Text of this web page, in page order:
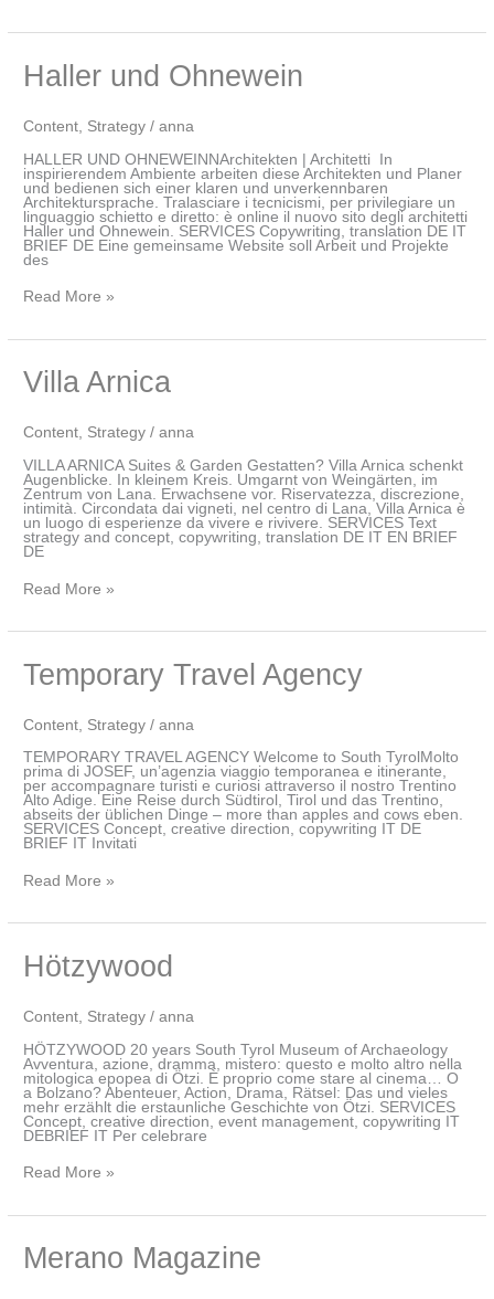
Haller und Ohnewein
Content, Strategy /anna
HALLER UND OHNEWEINNArchitekten | Architetti In
inspirierendem Ambiente arbeiten diese Architekten und Planer
und bedienen sich einer klaren und unverkennbaren
Architektursprache. Tralasciare i tecnicismi, per privilegiare un
linguaggio schietto e diretto: è online il nuovo sito degli architetti
Haller und Ohnewein. SERVICES Copywriting, translation DE IT
BRIEF DE Eine gemeinsame Website soll Arbeit und Projekte
des
Haller
und
Ohnewein
Read More »
Villa Arnica
Content, Strategy /anna
VILLA ARNICA Suites & Garden Gestatten? Villa Arnica schenkt
Augenblicke. In kleinem Kreis. Umgarnt von Weingärten, im
Zentrum von Lana. Erwachsene vor. Riservatezza, discrezione,
intimità. Circondata dai vigneti, nel centro di Lana, Villa Arnica è
un luogo di esperienze da vivere e rivivere. SERVICES Text
strategy and concept, copywriting, translation DE IT EN BRIEF
DE
Villa
Arnica
Read More »
Temporary Travel Agency
Content Strategy /anna
TEMPORARY TRAVEL AGENCY Welcome to South TyrolMolto
prima di JOSEF, un’agenzia viaggio temporanea e itinerante,
per accompagnare turisti e curiosi attraverso il nostro Trentino
Alto Adige. Eine Reise durch Südtirol, Tirol und das Trentino,
abseits der üblichen Dinge – more than apples and cows eben.
SERVICES Concept, creative direction, copywriting IT DE
BRIEF IT Invitati
Temporary
Travel
Agency
Read More »
Hötzywood
Content Strategy /anna
HÖTZYWOOD 20 years South Tyrol Museum of Archaeology
Avventura, azione, dramma, mistero: questo e molto altro nella
mitologica epopea di Ötzi. È proprio come stare al cinema… O
a Bolzano? Abenteuer, Action, Drama, Rätsel: Das und vieles
mehr erzählt die erstaunliche Geschichte von Ötzi. SERVICES
Concept, creative direction, event management, copywriting IT
DEBRIEF IT Per celebrare
Hötzywood
Read More »
Merano Magazine
Merano
Magazine